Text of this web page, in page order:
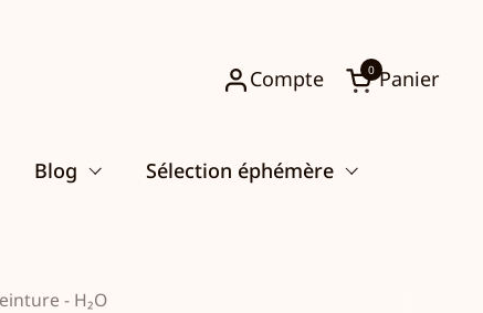
Compte
Ouvrir le
Panier
0
Blog Sélection éphémère
- H₂O